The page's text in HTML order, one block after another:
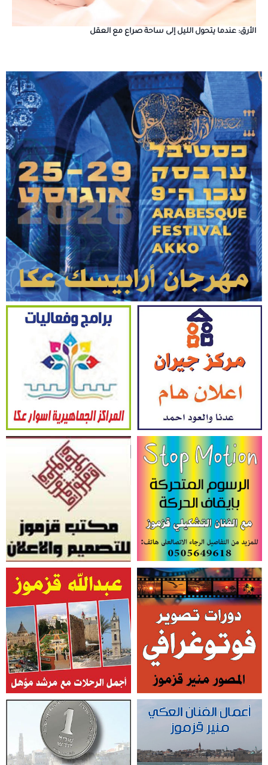
الأرق: عندما يتحول الليل إلى ساحة صراع مع العقل